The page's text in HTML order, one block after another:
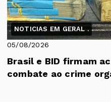
NOTICIAS EM GERAL .
05/08/2026
Brasil e BID firmam
combate ao crime